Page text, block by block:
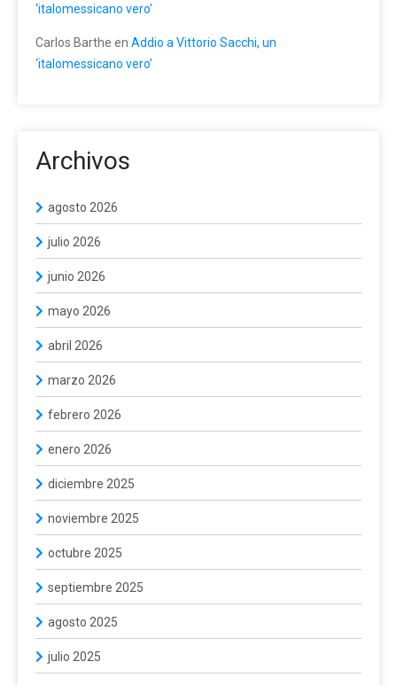
‘italomessicano vero’
Carlos Barthe en Addio a Vittorio Sacchi, un
‘italomessicano vero’
Archivos
agosto 2026
julio 2026
junio 2026
mayo 2026
abril 2026
marzo 2026
febrero 2026
enero 2026
diciembre 2025
noviembre 2025
octubre 2025
septiembre 2025
agosto 2025
julio 2025